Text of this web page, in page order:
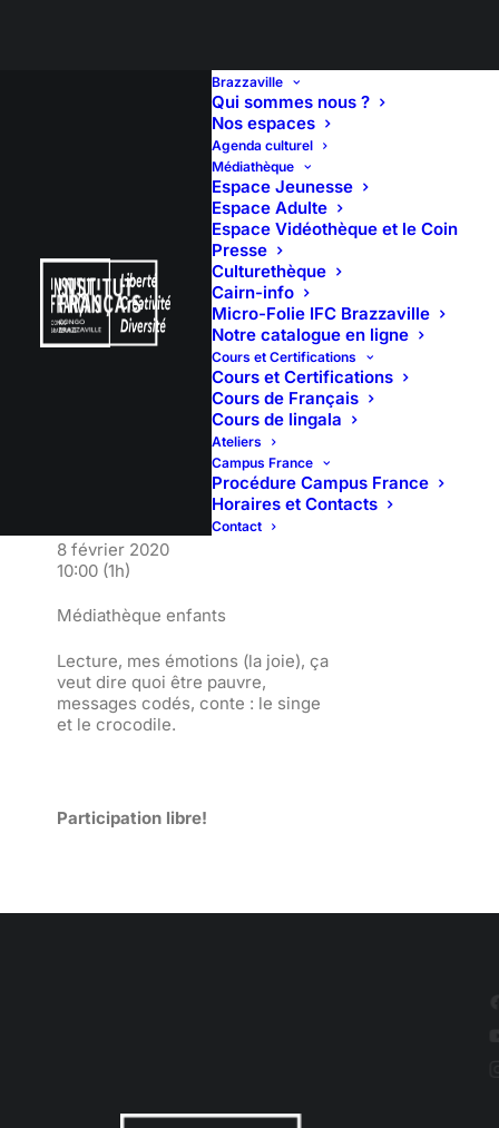
Brazzaville
Qui sommes nous ?
Nos espaces
Agenda culturel
Médiathèque
Espace Jeunesse
Espace Adulte
Espace Vidéothèque et le Coin
Presse
Culturethèque
Cairn-info
Micro-Folie IFC Brazzaville
Notre catalogue en ligne
Cours et Certifications
Cours et Certifications
Cours de Français
Cours de lingala
Ateliers
Campus France
Procédure Campus France
Horaires et Contacts
Contact
Animation – Samedis
des petits lecteurs
Lecture, mes émotions (la joie), ça
veut dire quoi être pauvre,
messages codés, conte : le singe
et le crocodile.
Participation libre!
8 février 2020
10:00 (1h)
Médiathèque enfants